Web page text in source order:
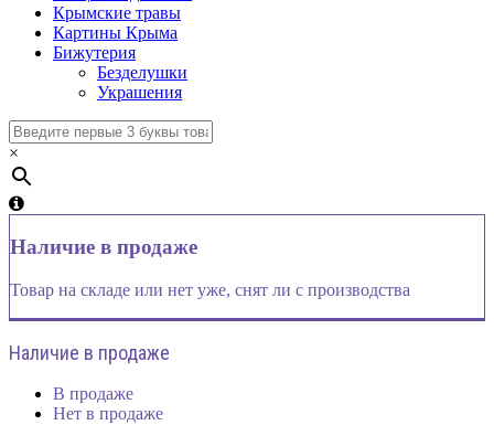
Крымские травы
Картины Крыма
Бижутерия
Безделушки
Украшения
×
Наличие в продаже
Товар на складе или нет уже, снят ли с производства
Наличие в продаже
В продаже
Нет в продаже